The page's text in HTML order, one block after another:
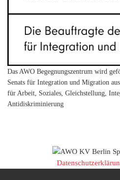
Das AWO Begegnungszentrum wird
Senats für Integration und Migration
für Arbeit, Soziales, Gleichstellung,
Antidiskriminierung